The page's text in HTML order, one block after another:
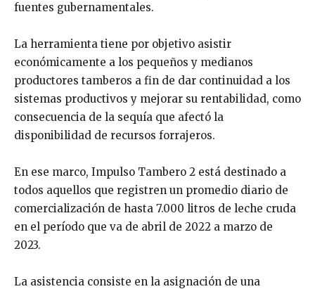
fuentes gubernamentales.
La herramienta tiene por objetivo asistir
económicamente a los pequeños y medianos
productores tamberos a fin de dar continuidad a los
sistemas productivos y mejorar su rentabilidad, como
consecuencia de la sequía que afectó la
disponibilidad de recursos forrajeros.
En ese marco, Impulso Tambero 2 está destinado a
todos aquellos que registren un promedio diario de
comercialización de hasta 7.000 litros de leche cruda
en el período que va de abril de 2022 a marzo de
2023.
La asistencia consiste en la asignación de una